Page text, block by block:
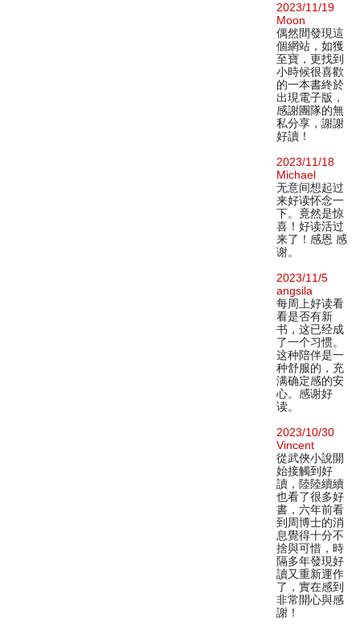
2023/11/19
Moon
偶然間發現這
個網站，如獲
至寶，更找到
小時候很喜歡
的一本書終於
出現電子版，
感謝團隊的無
私分享，謝謝
好讀！
2023/11/18
Michael
无意间想起过
来好读怀念一
下。竟然是惊
喜！好读活过
来了！感恩 感
谢。
2023/11/5
angsila
每周上好读看
看是否有新
书，这已经成
了一个习惯。
这种陪伴是一
种舒服的，充
满确定感的安
心。感谢好
读。
2023/10/30
Vincent
從武俠小說開
始接觸到好
讀，陸陸續續
也看了很多好
書，六年前看
到周博士的消
息覺得十分不
捨與可惜，時
隔多年發現好
讀又重新運作
了，實在感到
非常開心與感
謝！